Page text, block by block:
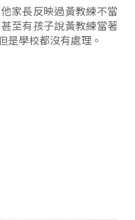
家長反映過黃教練不當
至有孩子說黃教練當著
是學校都沒有處理。